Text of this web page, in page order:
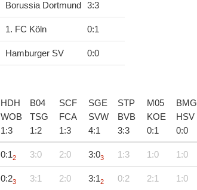
Borussia Dortmund 3:3
1. FC Köln 0:1
Hamburger SV 0:0
HDH
WOB
1:3
B04
TSG
1:2
SCF
FCA
1:3
SGE
SVW
4:1
STP
BVB
3:3
M05
KOE
0:1
BMG
HSV
0:0
0:12 3:0 2:0 3:03 1:3 1:0 1:0
0:23 3:1 2:0 3:12 0:2 2:1 1:0